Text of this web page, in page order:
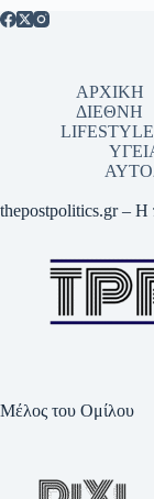
ΑΡΧΙΚΗ
ΔΙΕΘΝΗ
LIFESTYLE
thepostpolitics.gr – Η
Μέλος του Ομίλου